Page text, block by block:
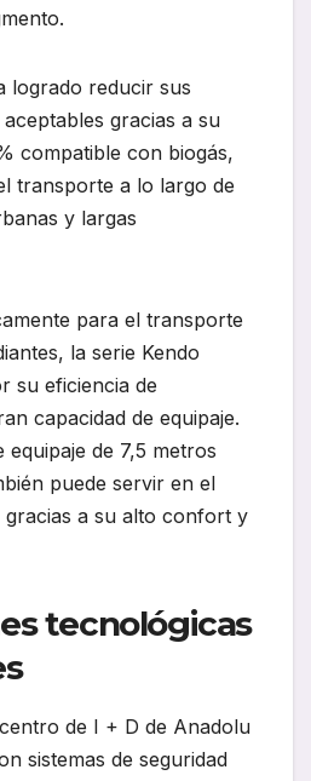
logrado reducir sus
gracias a su
compatible con biogás,
transporte a lo largo de
y largas
para el transporte
la serie Kendo
su eficiencia de
capacidad de equipaje.
de 7,5 metros
puede servir en el
a su alto confort y
tecnológicas
de I + D de Anadolu
sistemas de seguridad